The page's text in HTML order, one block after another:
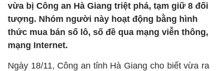
vừa bị Công an Hà Giang triệt phá, tạm giữ 8 đối
tượng. Nhóm người này hoạt động bằng hình
thức mua bán số lô, số đề qua mạng viễn thông,
mạng Internet.
Ngày 18/11, Công an tỉnh Hà Giang cho biết vừa ra